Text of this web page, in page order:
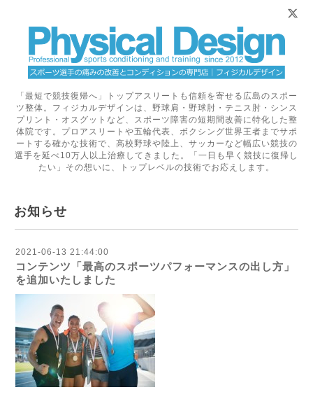
「最短で競技復帰へ」トップアスリートも信頼を寄せる広島のスポー
ツ整体。フィジカルデザインは、野球肩・野球肘・テニス肘・シンス
プリント・オスグットなど、スポーツ障害の短期間改善に特化した整
体院です。プロアスリートや五輪代表、ボクシング世界王者までサポ
ートする確かな技術で、高校野球や陸上、サッカーなど幅広い競技の
選手を延べ10万人以上治療してきました。「一日も早く競技に復帰し
たい」その想いに、トップレベルの技術でお応えします。
お知らせ
2021-06-13 21:44:00
コンテンツ「最高のスポーツパフォーマンスの出し方」
を追加いたしました